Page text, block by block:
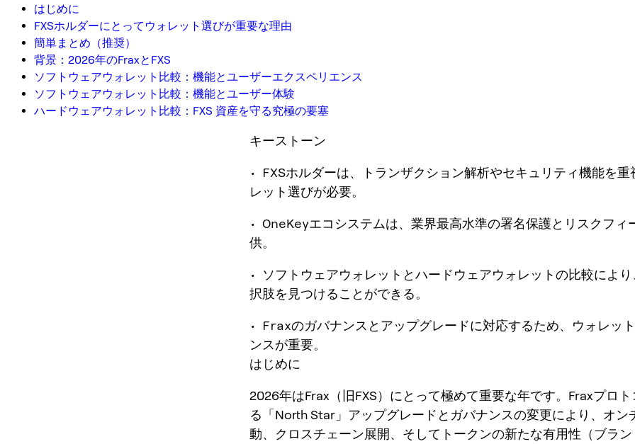
はじめに
FXSホルダーにとってウォレット選びが重要な理由
簡単まとめ（推奨）
背景：2026年のFraxとFXS
ソフトウェアウォレット比較：機能とユーザーエクスペリエンス
ソフトウェアウォレット比較：機能とユーザー体験
ハードウェアウォレット比較：FXS 資産を守る究極の要塞
キーストーン
• FXSホルダーは、トランザクション解析やセキュリティ機能を重
レット選びが必要。
• OneKeyエコシステムは、業界最高水準の署名保護とリスクフィ
供。
• ソフトウェアウォレットとハードウェアウォレットの比較により
択肢を見つけることができる。
• Fraxのガバナンスとアップグレードに対応するため、ウォレッ
ンスが重要。
はじめに
2026年はFrax（旧FXS）にとって極めて重要な年です。Fraxプロ
る「North Star」アップグレードとガバナンスの変更により、オン
動、クロスチェーン展開、そしてトークンの新たな有用性（ブラ